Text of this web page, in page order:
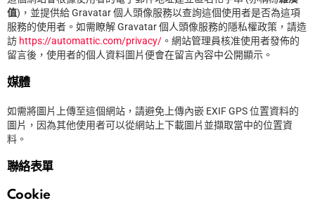
值)，並提供給 Gravatar 個人頭像服務以查詢這個使用者是否為這項
服務的使用者。如需瞭解 Gravatar 個人頭像服務的隱私權政策，請造
訪 https://automattic.com/privacy/ 。網站管理員核准使用者發佈的
留言後，使用者的個人資料圖片便會在留言內容中公開顯示。
媒體
如需將圖片上傳至這個網站，請避免上傳內嵌 EXIF GPS 位置資料的
圖片，因為其他使用者可以從網站上下載圖片並擷取當中的位置資
料。
聯絡表單
Cookie